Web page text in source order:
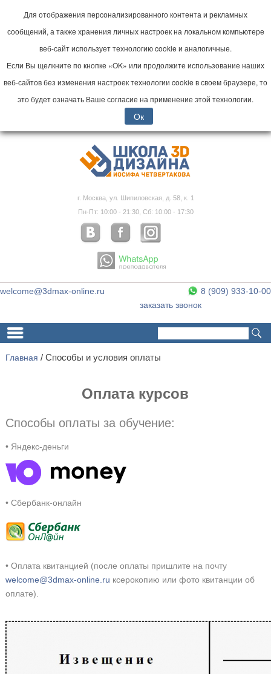
Для отображения персонализированного контента и рекламных
сообщений, а также хранения личных настроек на локальном компьютере
веб-сайт использует технологию cookie и аналогичные.
Если Вы щелкните по кнопке «OK» или продолжите использование наших
веб-сайтов без изменения настроек технологии cookie в своем браузере, то
это будет означать Ваше согласие на применение этой технологии.
Ок
г. Москва, ул. Шипиловская, д. 58, к. 1
Пн-Пт: 10:00 - 21:30, Сб: 10:00 - 17:30
welcome@3dmax-online.ru
8 (909) 933-10-00
заказать звонок
Главная / Способы и условия оплаты
Оплата курсов
Способы оплаты за обучение:
• Яндекс-деньги
• Сбербанк-онлайн
• Оплата квитанцией (после оплаты пришлите на почту
welcome@3dmax-online.ru ксерокопию или фото квитанции об
оплате).